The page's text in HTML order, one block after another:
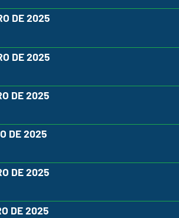
DE 2025
DE 2025
DE 2025
DE 2025
DE 2025
DE 2025